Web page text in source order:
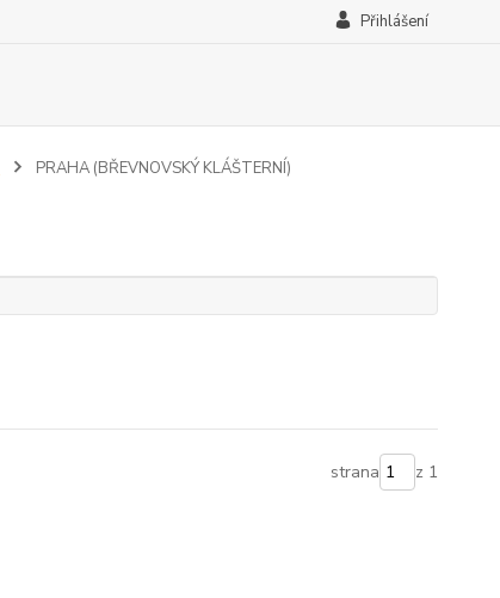
Přihlášení
PRAHA (BŘEVNOVSKÝ KLÁŠTERNÍ)
strana z 1